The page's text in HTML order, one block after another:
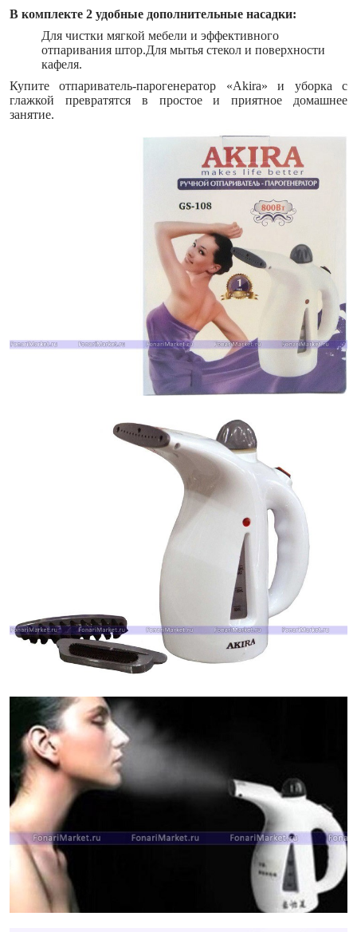
В комплекте 2 удобные дополнительные насадки:
Для чистки мягкой мебели и эффективного
отпаривания штор.Для мытья стекол и поверхности
кафеля.
Купите отпариватель-парогенератор «Akira» и уборка с
глажкой превратятся в простое и приятное домашнее
занятие.